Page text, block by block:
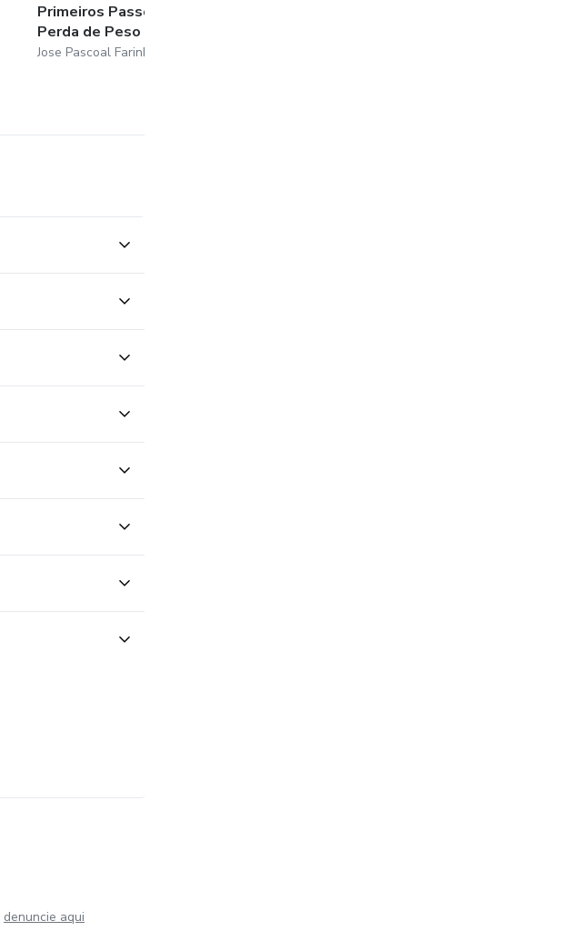
Primeiros Passos Rumo a
Perda de Peso
Jose Pascoal Farinha
denuncie aqui